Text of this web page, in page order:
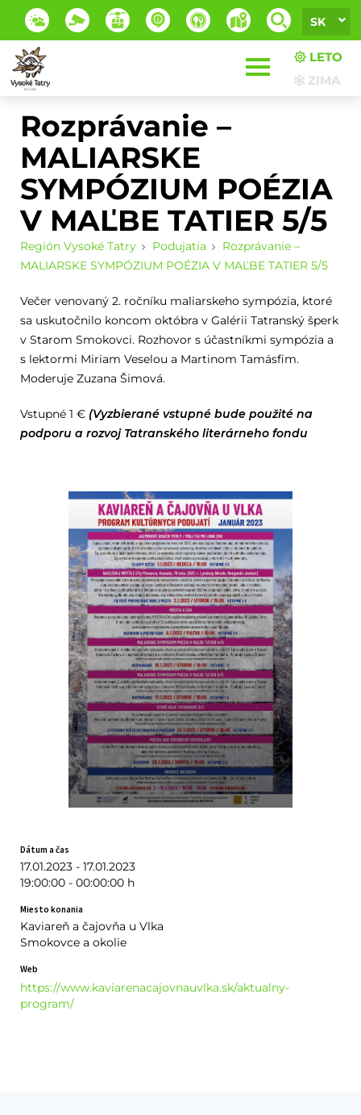
SK
LETO
ZIMA
Rozprávanie –
MALIARSKE
SYMPÓZIUM POÉZIA
V MAĽBE TATIER 5/5
Región Vysoké Tatry Podujatia
Rozprávanie –
MALIARSKE SYMPÓZIUM POÉZIA V MAĽBE TATIER 5/5
Večer venovaný 2. ročníku maliarskeho sympózia, ktoré
sa uskutočnilo koncom októbra v Galérii Tatranský šperk
v Starom Smokovci. Rozhovor s účastníkmi sympózia a
s lektormi Miriam Veselou a Martinom Tamásfim.
Moderuje Zuzana Šimová.
Vstupné 1 € (Vyzbierané vstupné bude použité na
podporu a rozvoj Tatranského literárneho fondu
Dátum a čas
17.01.2023 - 17.01.2023
19:00:00 - 00:00:00 h
Miesto konania
Kaviareň a čajovňa u Vlka
Smokovce a okolie
Web
https://www.kaviarenacajovnauvlka.sk/aktualny-
program/